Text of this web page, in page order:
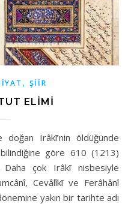
, ŞIIR
ELIMI
göre 610 (1213)
Daha çok Irâkī nisbesiyle
Cevâlîkī ve Ferâhânî
yakın bir tarihte adı